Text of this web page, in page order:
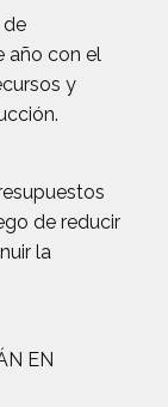
de
año con el
y
de reducir
la
EN